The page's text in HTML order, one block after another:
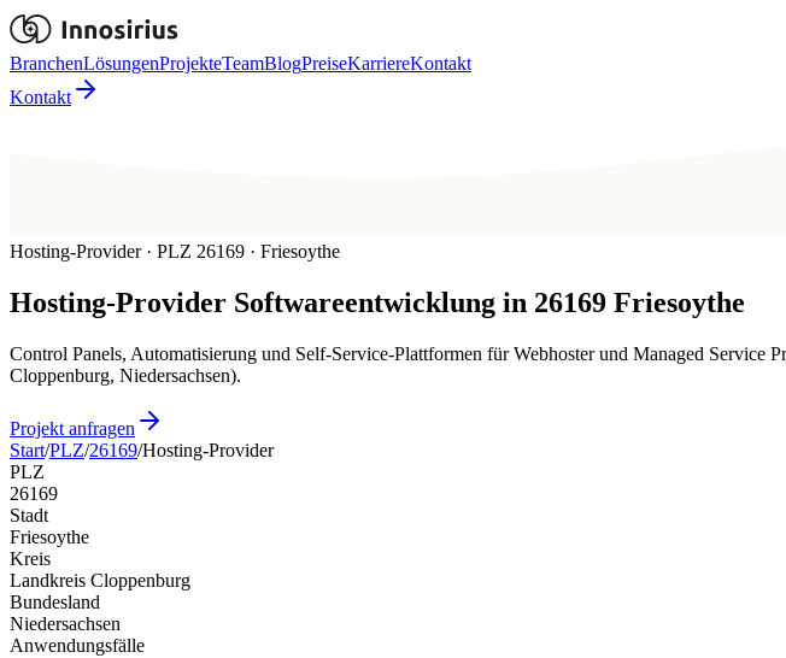
BranchenLösungenProjekteTeamBlogPreiseKarriereKontakt
Kontakt
Hosting-Provider · PLZ 26169 · Friesoythe
Hosting-Provider Softwareentwicklung in 26169 Friesoythe
Control Panels, Automatisierung und Self-Service-Plattformen für Webhoster und Managed
Cloppenburg, Niedersachsen).
Projekt anfragen
Start/PLZ/26169/Hosting-Provider
PLZ
26169
Stadt
Friesoythe
Kreis
Landkreis Cloppenburg
Bundesland
Niedersachsen
Anwendungsfälle